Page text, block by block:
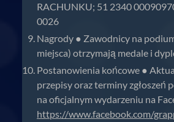
RACHUNKU; 51 2340
0026
Nagrody ● Zawodnicy na
miejsca) otrzymają medale i
Postanowienia końcowe ●
przepisy oraz terminy zgłoszeń
na oficjalnym wydarzeniu na
https://www.facebook.com/